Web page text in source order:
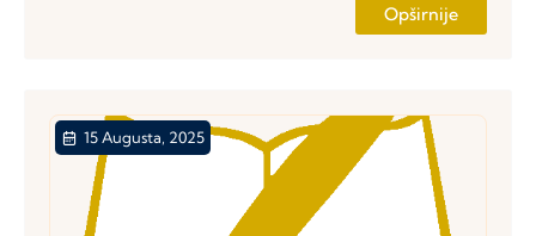
Opširnije
15 Augusta, 2025